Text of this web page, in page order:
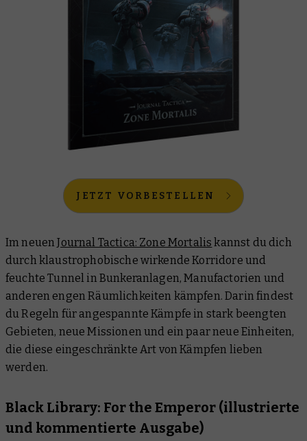
JETZT VORBESTELLEN
Im neuenJournal Tactica: Zone Mortalis kannst du dich
durch klaustrophobische wirkende Korridore und
feuchte Tunnel in Bunkeranlagen, Manufactorien und
anderen engen Räumlichkeiten kämpfen. Darin findest
du Regeln für angespannte Kämpfe in stark beengten
Gebieten, neue Missionen und ein paar neue Einheiten,
die diese eingeschränkte Art von Kämpfen lieben
werden.
Black Library: For the Emperor (illustrierte
und kommentierte Ausgabe)